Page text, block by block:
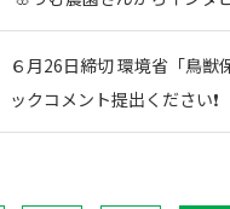
６月26日締切 環境省「鳥獣
ックコメント提出ください❗